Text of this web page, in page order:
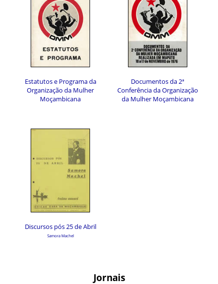
Estatutos e Programa da
Organização da Mulher
Moçambicana
Documentos da 2ª
Conferência da Organização
da Mulher Moçambicana
Discursos pós 25 de Abril
Samora Machel
Jornais